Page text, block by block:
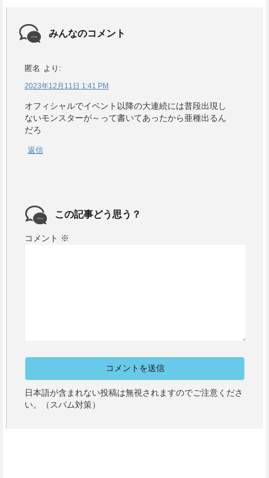
みんなのコメント
匿名 より:
2023年12月11日 1:41 PM
オフィシャルでイベント以降の大連続には普段出現し
ないモンスターが～って書いてあったから亜種出るん
だろ
返信
この記事どう思う？
コメント ※
日本語が含まれない投稿は無視されますのでご注意くださ
い。（スパム対策）